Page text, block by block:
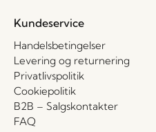
Kundeservice
Handelsbetingelser
Levering og returnering
Privatlivspolitik
Cookiepolitik
B2B – Salgskontakter
FAQ